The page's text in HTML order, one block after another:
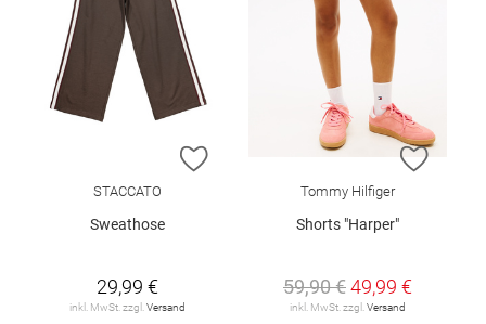
ZUR WUNSCHLISTE HINZUFÜGEN
STACCATO
Sweathose
29,99 €
inkl. MwSt. zzgl. Versand
ZUR
Tommy Hilfiger
Shorts "Harper"
59,90 €49,99 €
inkl. MwSt. zzgl. Versand